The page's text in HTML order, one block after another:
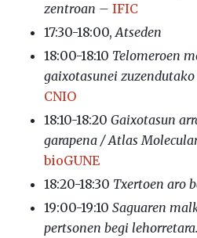
zentroan – IFIC
17:30-18:00,Atseden
18:00-18:10 Telomeroen
gaixotasunei
CNIO
18:10-18:20 Gaixotasun
garapena / Atlas
bioGUNE
18:20-18:30 Txertoen aro
19:00-19:10 Saguaren
pertsonen begi